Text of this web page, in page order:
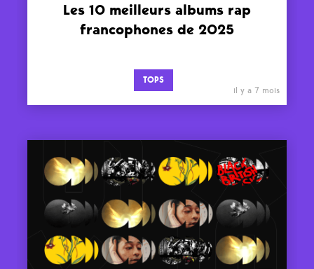
Les 10 meilleurs albums rap
francophones de 2025
TOPS
il y a 7 mois